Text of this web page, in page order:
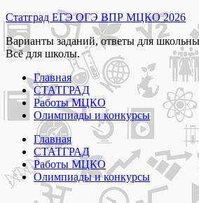
Перейти
к
содержимому
Статград ЕГЭ ОГЭ ВПР МЦКО 2026
Варианты заданий, ответы для
Всё для школы.
Главная
СТАТГРАД
Работы МЦКО
Олимпиады и конкурсы
Главная
СТАТГРАД
Работы МЦКО
Олимпиады и конкурсы